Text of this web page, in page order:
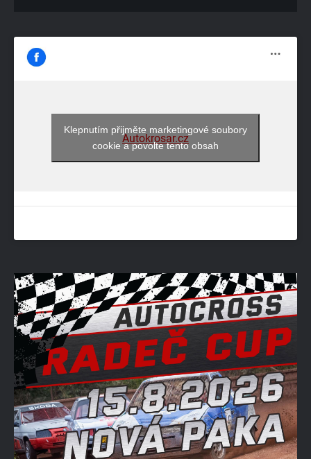
Autokrosar.cz
Klepnutím přijměte marketingové soubory
cookie a povolte tento obsah